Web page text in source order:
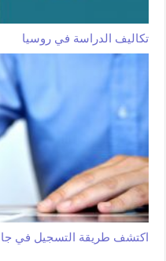
تكاليف الدراسة في روسيا
اكتشف طريقة التسجيل في